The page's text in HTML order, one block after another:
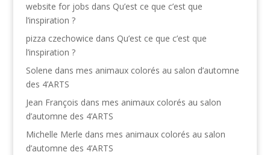
website for jobs dans Qu’est ce que c’est que
l’inspiration ?
pizza czechowice dans Qu’est ce que c’est que
l’inspiration ?
Solene dans mes animaux colorés au salon d’automne
des 4’ARTS
Jean François dans mes animaux colorés au salon
d’automne des 4’ARTS
Michelle Merle dans mes animaux colorés au salon
d’automne des 4’ARTS